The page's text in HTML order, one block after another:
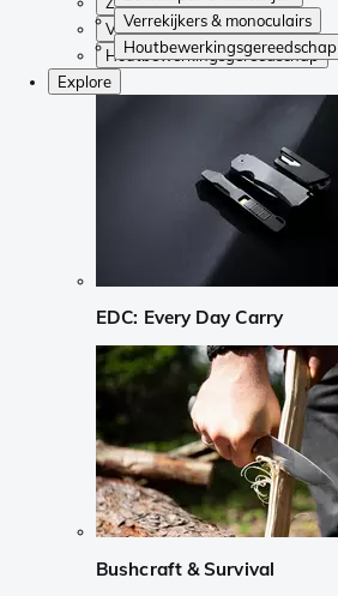
Verrekijkers & monoculairs
Houtbewerkingsgereedschap
Verrekijkers & monoculairs
Houtbewerkingsgereedschap
Explore
EDC: Every Day Carry
Bushcraft & Survival